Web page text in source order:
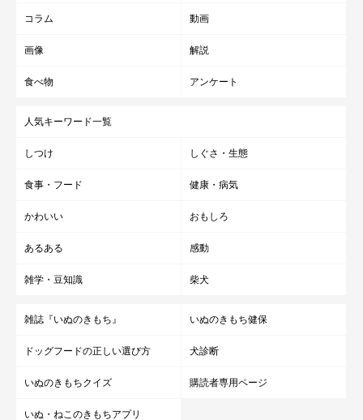
コラム 動画
画像 解説
食べ物 アンケート
人気キーワード一覧
しつけ しぐさ・生態
食事・フード 健康・病気
かわいい おもしろ
あるある 感動
雑学・豆知識 柴犬
雑誌『いぬのきもち』 いぬのきもち健保
ドッグフードの正しい選び方 犬診断
いぬのきもちクイズ 購読者専用ページ
いぬ・ねこのきもちアプリ